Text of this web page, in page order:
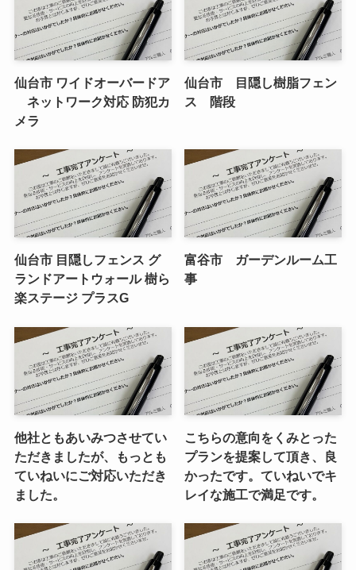
仙台市 ワイドオーバードア
ネットワーク対応 防犯カ
メラ
仙台市 目隠し樹脂フェン
ス 階段
仙台市 目隠しフェンス グ
ランドアートウォール 樹ら
楽ステージ プラスG
富谷市 ガーデンルーム工
事
他社ともあいみつさせてい
ただきましたが、もっとも
ていねいにご対応いただき
ました。
こちらの意向をくみとった
プランを提案して頂き、良
かったです。ていねいでキ
レイな施工で満足です。